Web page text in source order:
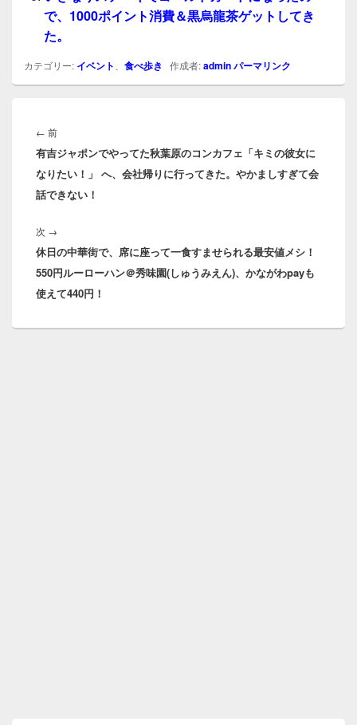
で、1000ポイント消費＆黒烏龍茶ゲットしてき
た。
カテゴリー: イベント 食べ歩き 作成者:adminパーマリンク
稿
ナ
ビ
ゲ
ー
ョ
ン
← 前前
の
投
稿:
有吉ジャポンでやってた秋葉原のコンカフェ「キミの彼女に
なりたい！」 へ、会社帰りに行ってきた。やかましすぎて会
話できない！
次 →
の
投
稿:
休日の中華街で、席に座って一食すませられる最安値メシ！
550円ルーローハン＠秀味園(しゅうみえん)、かながわpayも
使えて440円！